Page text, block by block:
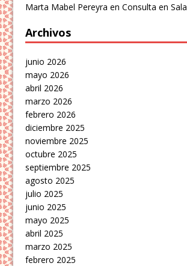
Marta Mabel Pereyra enConsulta en Sala
Archivos
junio 2026
mayo 2026
abril 2026
marzo 2026
febrero 2026
diciembre 2025
noviembre 2025
octubre 2025
septiembre 2025
agosto 2025
julio 2025
junio 2025
mayo 2025
abril 2025
marzo 2025
febrero 2025